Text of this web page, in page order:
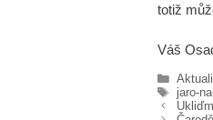
totiž
Váš
Štítky
jaro-